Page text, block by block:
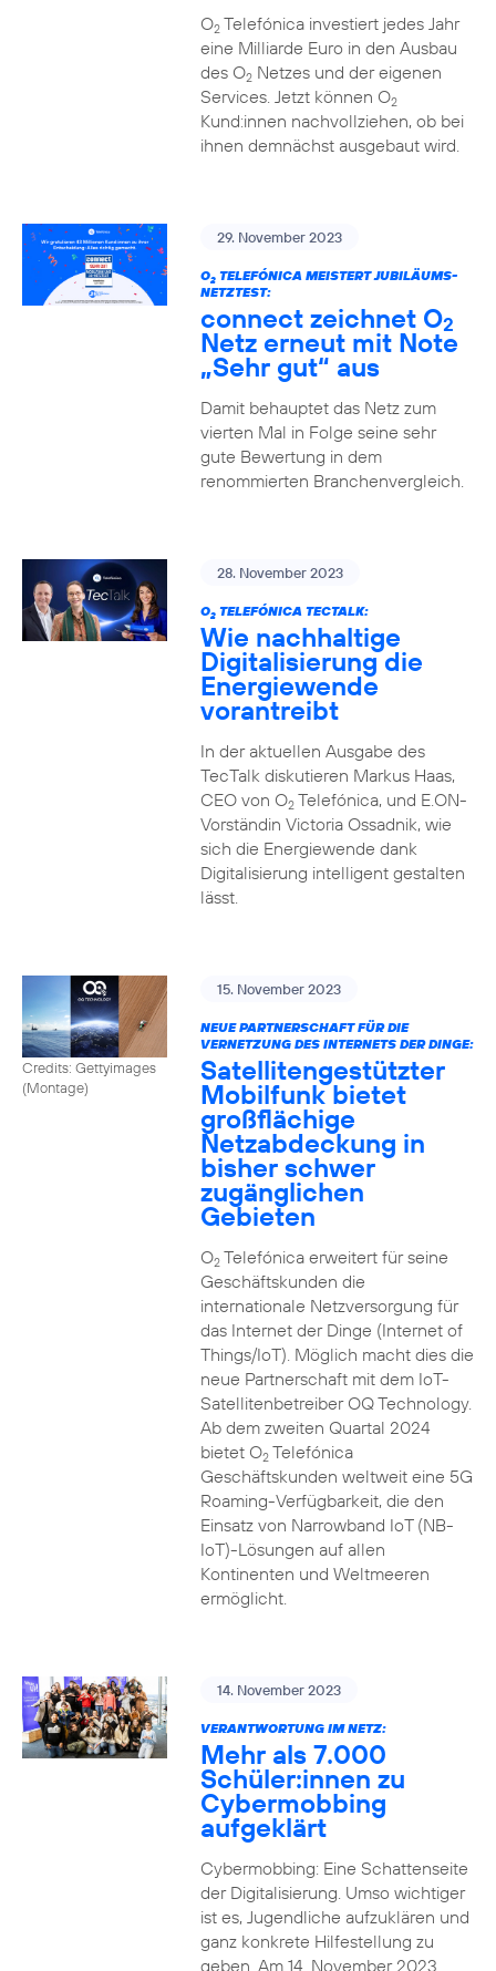
O2Telefónica investiert jedes Jahr
eine Milliarde Euro in den Ausbau
des O2Netzes und der eigenen
Services. Jetzt können O2
Kund:innen nachvollziehen, ob bei
ihnen demnächst ausgebaut wird.
29. November 2023
O2TELEFÓNICA MEISTERT JUBILÄUMS-
NETZTEST:
connect zeichnet O2
Netz erneut mit Note
„Sehr gut“ aus
Damit behauptet das Netz zum
vierten Mal in Folge seine sehr
gute Bewertung in dem
renommierten Branchenvergleich.
28. November 2023
O2TELEFÓNICA TECTALK:
Wie nachhaltige
Digitalisierung die
Energiewende
vorantreibt
In der aktuellen Ausgabe des
TecTalk diskutieren Markus Haas,
CEO von O2Telefónica, und E.ON-
Vorständin Victoria Ossadnik, wie
sich die Energiewende dank
Digitalisierung intelligent gestalten
lässt.
Credits: Gettyimages
(Montage)
15. November 2023
NEUE PARTNERSCHAFT FÜR DIE
VERNETZUNG DES INTERNETS DER DINGE:
Satellitengestützter
Mobilfunk bietet
großflächige
Netzabdeckung in
bisher schwer
zugänglichen
Gebieten
O2Telefónica erweitert für seine
Geschäftskunden die
internationale Netzversorgung für
das Internet der Dinge (Internet of
Things/IoT). Möglich macht dies die
neue Partnerschaft mit dem IoT-
Satellitenbetreiber OQ Technology.
Ab dem zweiten Quartal 2024
bietet O2Telefónica
Geschäftskunden weltweit eine 5G
Roaming-Verfügbarkeit, die den
Einsatz von Narrowband IoT (NB-
IoT)-Lösungen auf allen
Kontinenten und Weltmeeren
ermöglicht.
14. November 2023
VERANTWORTUNG IM NETZ:
Mehr als 7.000
Schüler:innen zu
Cybermobbing
aufgeklärt
Cybermobbing: Eine Schattenseite
der Digitalisierung. Umso wichtiger
ist es, Jugendliche aufzuklären und
ganz konkrete Hilfestellung zu
geben. Am 14. November 2023